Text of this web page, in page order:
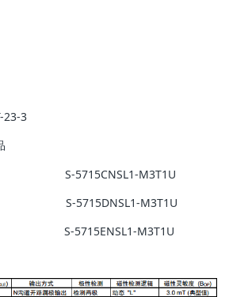
23-3
S-5715CNSL1-M3T1U
S-5715DNSL1-M3T1U
S-5715ENSL1-M3T1U